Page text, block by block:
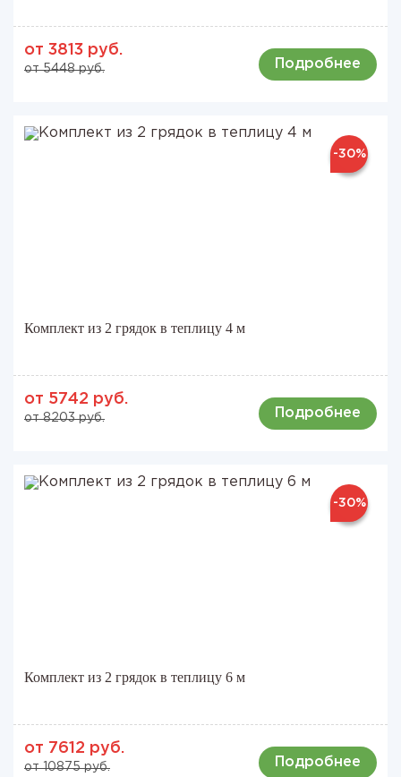
от 3813 руб.
от 5448 руб. Подробнее
-30%
Комплект из 2 грядок в теплицу 4 м
от 5742 руб.
от 8203 руб. Подробнее
-30%
Комплект из 2 грядок в теплицу 6 м
от 7612 руб.
от 10875 руб. Подробнее